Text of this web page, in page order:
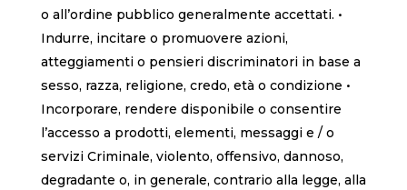
o all’ordine pubblico generalmente accettati. •
Indurre, incitare o promuovere azioni,
atteggiamenti o pensieri discriminatori in base a
sesso, razza, religione, credo, età o condizione •
Incorporare, rendere disponibile o consentire
l’accesso a prodotti, elementi, messaggi e / o
servizi Criminale, violento, offensivo, dannoso,
degradante o, in generale, contrario alla legge, alla